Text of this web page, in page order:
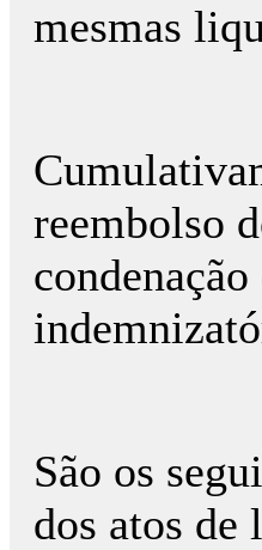
mesmas
reembolso
São os
dos atos de